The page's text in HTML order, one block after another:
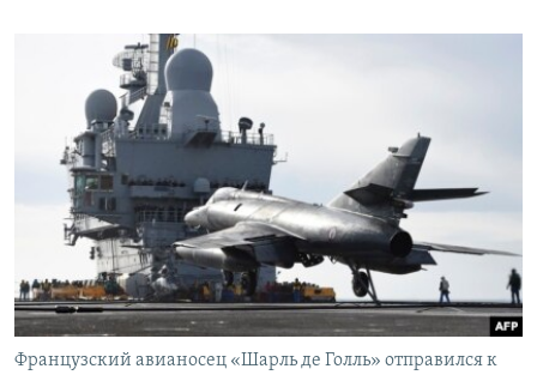
Французский авианосец «Шарль де Голль» отправился к